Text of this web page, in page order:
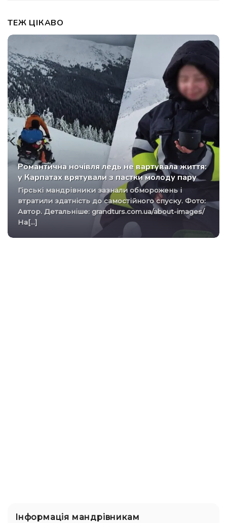
ТЕЖ ЦІКАВО
Романтична ночівля ледь не вартувала життя:
у Карпатах врятували з пастки молоду пару
Гірські мандрівники зазнали обморожень і
втратили здатність до самостійного спуску. Фото:
Автор. Детальніше: grandturs.com.ua/about-images/
На[...]
Інформація мандрівникам